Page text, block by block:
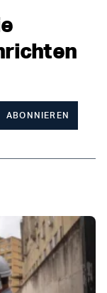
ABONNIEREN